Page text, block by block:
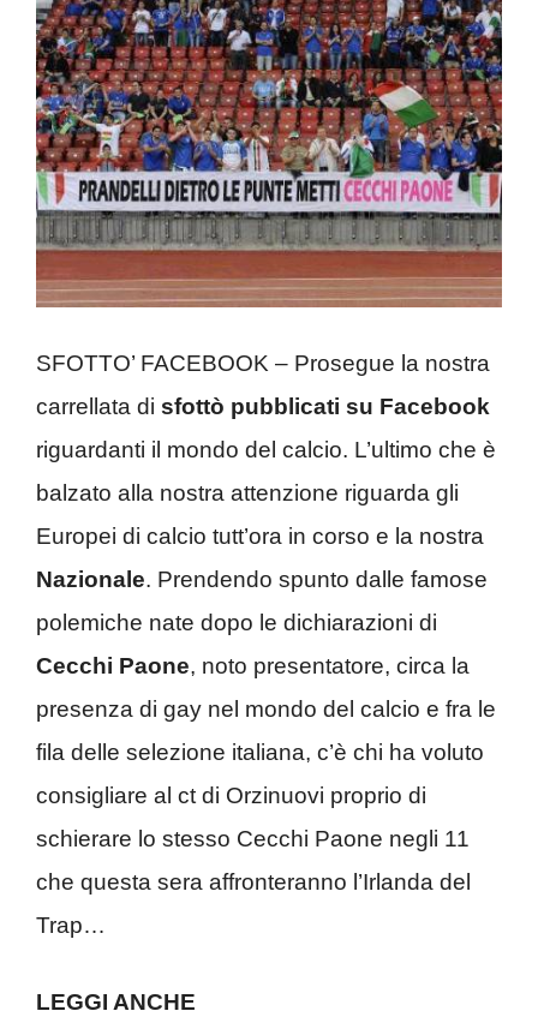
SFOTTO’ FACEBOOK – Prosegue la nostra
carrellata di sfottò pubblicati su Facebook
riguardanti il mondo del calcio. L’ultimo che è
balzato alla nostra attenzione riguarda gli
Europei di calcio tutt’ora in corso e la nostra
Nazionale. Prendendo spunto dalle famose
polemiche nate dopo le dichiarazioni di
Cecchi Paone, noto presentatore, circa la
presenza di gay nel mondo del calcio e fra le
fila delle selezione italiana, c’è chi ha voluto
consigliare al ct di Orzinuovi proprio di
schierare lo stesso Cecchi Paone negli 11
che questa sera affronteranno l’Irlanda del
Trap…
LEGGI ANCHE